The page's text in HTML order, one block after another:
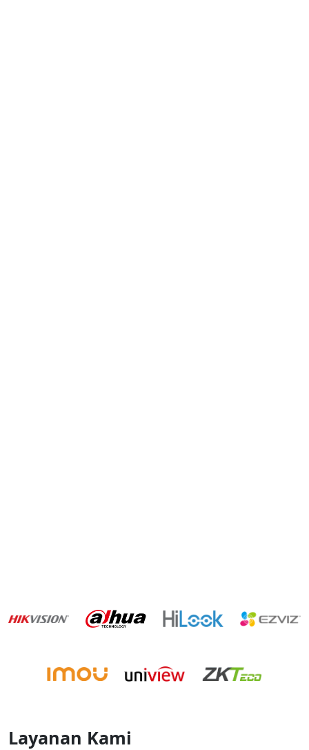
Layanan Kami